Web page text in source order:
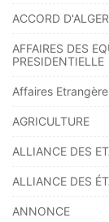
ACCORD D'ALGER
AFFAIRES DES
PRESIDENTIELLE
Affaires
AGRICULTURE
ALLIANCE DES
ALLIANCE DES
ANNONCE